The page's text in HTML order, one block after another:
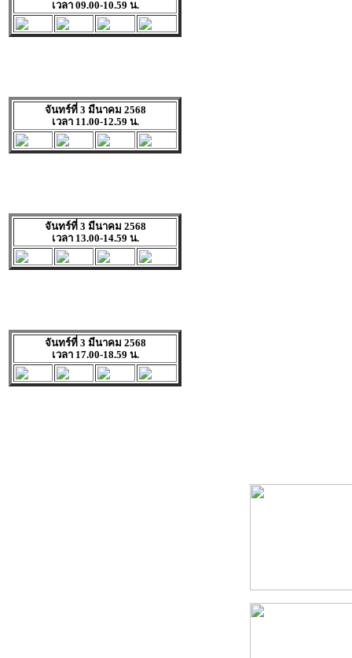
เวลา 09.00-10.59 น.
จันทร์ที่ 3 มีนาคม 2568
เวลา 11.00-12.59 น.
จันทร์ที่ 3 มีนาคม 2568
เวลา 13.00-14.59 น.
จันทร์ที่ 3 มีนาคม 2568
เวลา 17.00-18.59 น.